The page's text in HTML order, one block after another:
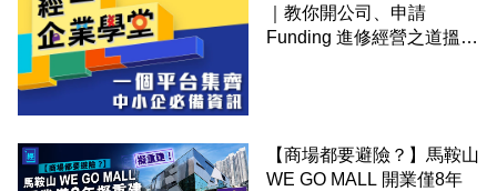
｜教你開公司、申請
Funding 進修經營之道搵大
【商場都要避險？】馬鞍山
WE GO MALL 開業僅8年